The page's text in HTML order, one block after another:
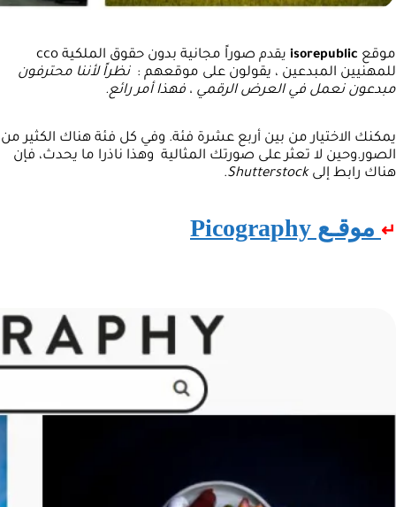
موقع isorepublic يقدم
صوراً مجانية بدون حقوق الملكية cco
للمهنيين المبدعين ، يقولون على موقعهم : نظراً لأننا محترفون
مبدعون نعمل في العرض الرقمي ، فهذا أمر رائع.
يمكنك الاختيار من بين أربع عشرة فئة. وفي كل فئة هناك الكثير من
الصور.وحين لا تعثر على صورتك المثالية وهذا ناذرا ما يحدث، فإن
هناك رابط إلىShutterstock
.
↵ موقـع Picography